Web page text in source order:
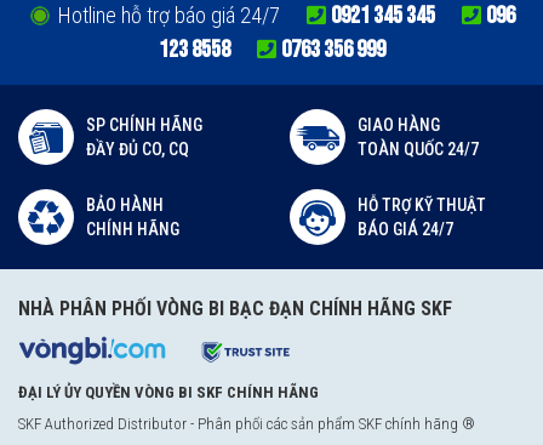
Hotline hỗ trợ báo giá 24/7 0921 345 345
096
123 8558
0763 356 999
SP CHÍNH HÃNG
ĐẦY ĐỦ CO, CQ
GIAO HÀNG
TOÀN QUỐC 24/7
BẢO HÀNH
CHÍNH HÃNG
HỖ TRỢ KỸ THUẬT
BÁO GIÁ 24/7
NHÀ PHÂN PHỐI VÒNG BI BẠC ĐẠN CHÍNH HÃNG SKF
ĐẠI LÝ ỦY QUYỀN VÒNG BI SKF CHÍNH HÃNG
SKF Authorized Distributor - Phân phối các sản phẩm SKF chính hãng ®